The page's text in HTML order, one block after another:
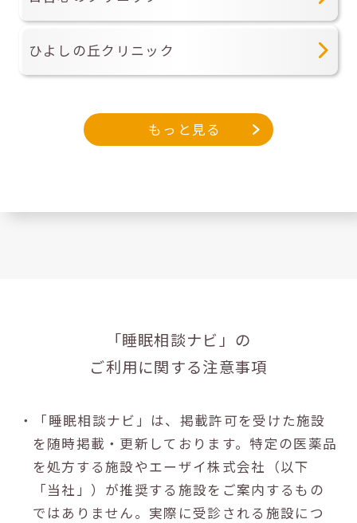
ひよしの丘クリニック
もっと見る
「睡眠相談ナビ」の
ご利用に関する注意事項
・「睡眠相談ナビ」は、掲載許可を受けた施設
を随時掲載・更新しております。特定の医薬品
を処方する施設やエーザイ株式会社（以下
「当社」）が推奨する施設をご案内するもの
ではありません。実際に受診される施設につ